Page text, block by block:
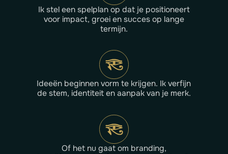
Ik stel een spelplan op dat je positioneert
voor impact, groei en succes op lange
termijn.
Ideeën beginnen vorm te krijgen. Ik verfijn
de stem, identiteit en aanpak van je merk.
Of het nu gaat om branding,